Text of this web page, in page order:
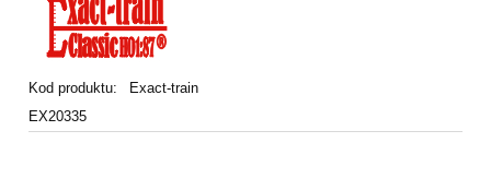
Kod produktu:
Exact-train
EX20335